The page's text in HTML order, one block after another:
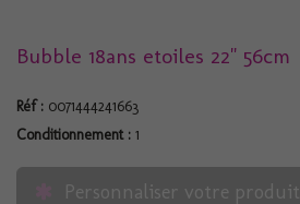
Bubble 18ans etoiles 22" 56cm
Réf : 0071444241663
Conditionnement : 1
Personnaliser votre produit